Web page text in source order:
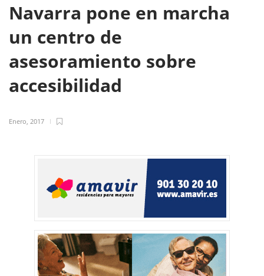
Navarra pone en marcha
un centro de
asesoramiento sobre
accesibilidad
Enero, 2017